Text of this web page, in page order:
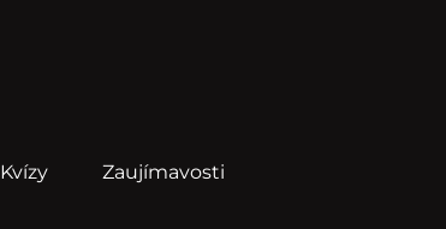
Kvízy Zaujímavosti